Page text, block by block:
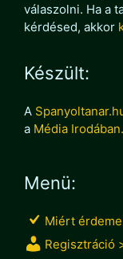
válaszolni. Ha a
kérdésed, akkor
Készült:
A
a Média Irodában.
Menü:
Miért
Regisztráció